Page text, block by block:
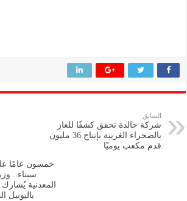
السابق
شركة خالدة تحقق كشفًا للغاز
بالصحراء الغربية بإنتاج 36 مليون
قدم مكعب يوميًا
خمسون عامًا
سيناء..
المعدنية يُشارك
باليوبيل